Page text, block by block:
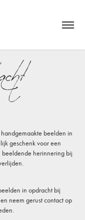
beelden in
geschenk voor een
herinnering bij
in opdracht bij
neem gerust contact op